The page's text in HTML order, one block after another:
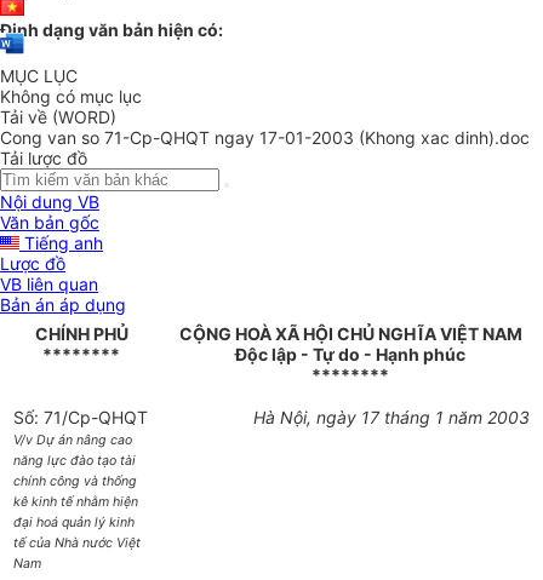
Định dạng văn bản hiện có:
MỤC LỤC
Không có mục lục
Tải về (WORD)
Cong van so 71-Cp-QHQT ngay 17-01-2003 (Khong xac dinh).doc
Tải lược đồ
Nội dung VB
Văn bản gốc
Tiếng anh
Lược đồ
VB liên quan
Bản án áp dụng
CHÍNH PHỦ
********
CỘNG HOÀ XÃ HỘI CHỦ NGHĨA VIỆT NAM
Độc lập - Tự do - Hạnh phúc
********
Số: 71/Cp-QHQT
V/v Dự án nâng cao
năng lực đào tạo tài
chính công và thống
kê kinh tế nhằm hiện
đại hoá quản lý kinh
tế của Nhà nước Việt
Nam
Hà Nội, ngày 17 tháng 1 năm 2003